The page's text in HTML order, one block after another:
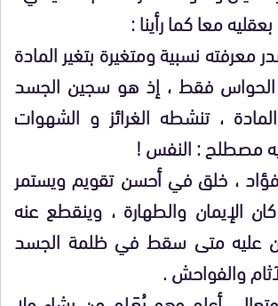
معا كما رأينا :
نسبية ومتغيرة بتغير المادة
الحواس فقط ، إذ هو سجين الجسد
، تنشطه الغرائز و الشهوات
مصطلح : النفس !
، خلق في أحسن تقويم ويستمر
الإيمان والطهارة ، وينقطع عنه
عليه متى سقط في ظلمة الجسد
والفواحش .